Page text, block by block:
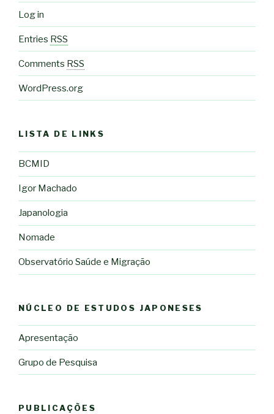
Log in
Entries RSS
Comments RSS
WordPress.org
LISTA DE LINKS
BCMID
Igor Machado
Japanologia
Nomade
Observatório Saúde e Migração
NÚCLEO DE ESTUDOS JAPONESES
Apresentação
Grupo de Pesquisa
PUBLICAÇÕES